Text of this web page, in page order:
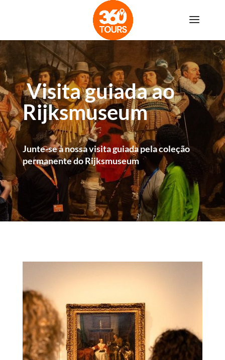
Visita guiada ao
Rijksmuseum
Junte-se à nossa visita guiada pela coleção
permanente do Rijksmuseum